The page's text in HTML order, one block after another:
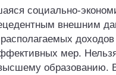
социально-
внешним
доходов
мер.
образованию.